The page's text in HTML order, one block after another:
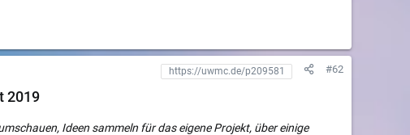
#62
2019
Ideen sammeln für das eigene Projekt, über einige